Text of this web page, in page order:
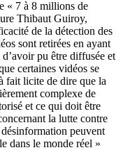
« 7 à 8 millions de
Thibaut Guiroy,
de la détection des
sont retirées en ayant
pu être diffusée et
certaines vidéos se
fait licite de dire que la
complexe de
et ce qui doit être
la lutte contre
peuvent
dans le monde réel »